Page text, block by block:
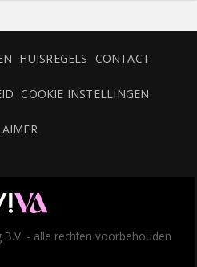
HUISREGELS CONTACT
COOKIE INSTELLINGEN
- alle rechten voorbehouden